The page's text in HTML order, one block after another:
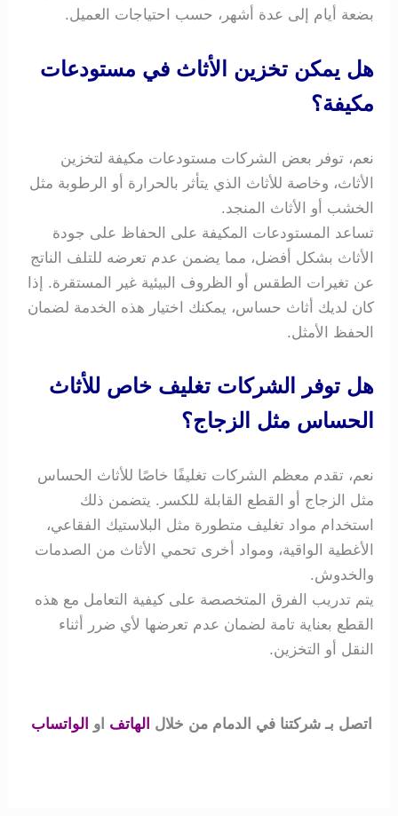
بضعة أيام إلى عدة أشهر، حسب احتياجات العميل.
هل يمكن تخزين الأثاث في مستودعات
مكيفة؟
نعم، توفر بعض الشركات مستودعات مكيفة لتخزين
الأثاث، وخاصة للأثاث الذي يتأثر بالحرارة أو الرطوبة مثل
الخشب أو الأثاث المنجد.
تساعد المستودعات المكيفة على الحفاظ على جودة
الأثاث بشكل أفضل، مما يضمن عدم تعرضه للتلف الناتج
عن تغيرات الطقس أو الظروف البيئية غير المستقرة. إذا
كان لديك أثاث حساس، يمكنك اختيار هذه الخدمة لضمان
الحفظ الأمثل.
هل توفر الشركات تغليف خاص للأثاث
الحساس مثل الزجاج؟
نعم، تقدم معظم الشركات تغليفًا خاصًا للأثاث الحساس
مثل الزجاج أو القطع القابلة للكسر. يتضمن ذلك
استخدام مواد تغليف متطورة مثل البلاستيك الفقاعي،
الأغطية الواقية، ومواد أخرى تحمي الأثاث من الصدمات
والخدوش.
يتم تدريب الفرق المتخصصة على كيفية التعامل مع هذه
القطع بعناية تامة لضمان عدم تعرضها لأي ضرر أثناء
النقل أو التخزين.
اتصل بـ شركتنا في الدمام من خلال الهاتف او الواتساب